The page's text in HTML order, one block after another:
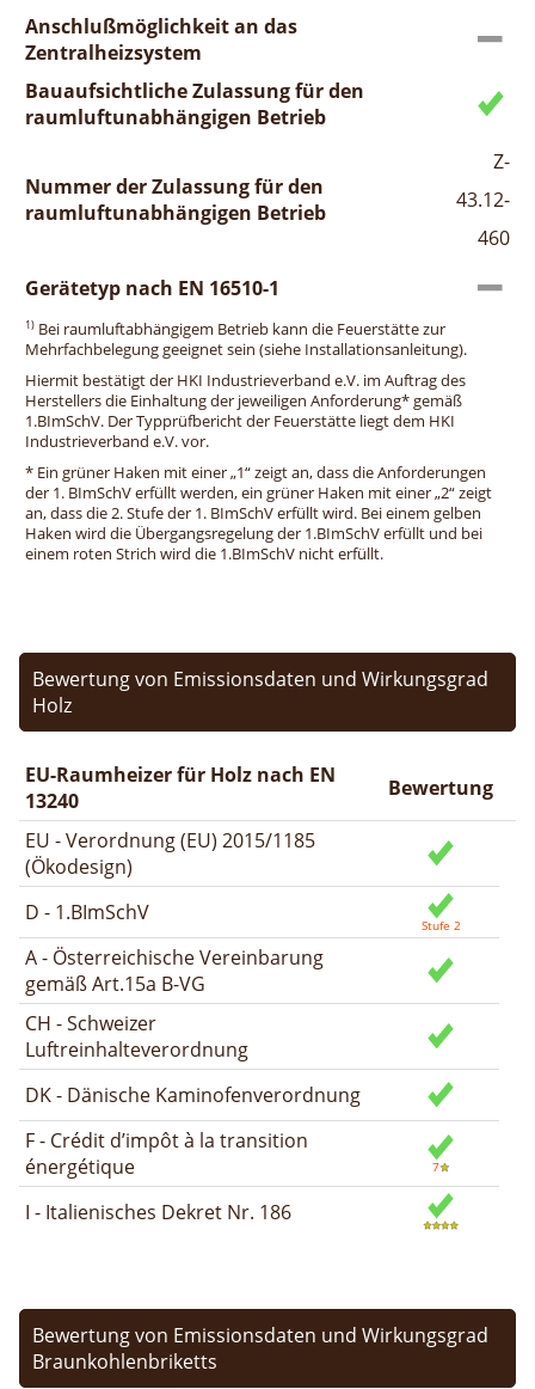
Anschlußmöglichkeit an das
Zentralheizsystem
Bauaufsichtliche Zulassung für den
raumluftunabhängigen Betrieb
Nummer der Zulassung für den
raumluftunabhängigen Betrieb
Z-
43.12-
460
Gerätetyp nach EN 16510-1
1) Bei raumluftabhängigem Betrieb kann die Feuerstätte zur
Mehrfachbelegung geeignet sein (siehe Installationsanleitung).
Hiermit bestätigt der HKI Industrieverband e.V. im Auftrag des
Herstellers die Einhaltung der jeweiligen Anforderung* gemäß
1.BImSchV. Der Typprüfbericht der Feuerstätte liegt dem HKI
Industrieverband e.V. vor.
* Ein grüner Haken mit einer „1“ zeigt an, dass die Anforderungen
der 1. BImSchV erfüllt werden, ein grüner Haken mit einer „2“ zeigt
an, dass die 2. Stufe der 1. BImSchV erfüllt wird. Bei einem gelben
Haken wird die Übergangsregelung der 1.BImSchV erfüllt und bei
einem roten Strich wird die 1.BImSchV nicht erfüllt.
Bewertung von Emissionsdaten und Wirkungsgrad
Holz
EU-Raumheizer für Holz nach EN
13240
Bewertung
EU - Verordnung (EU) 2015/1185
(Ökodesign)
D - 1.BImSchV
A - Österreichische Vereinbarung
gemäß Art.15a B-VG
CH - Schweizer
Luftreinhalteverordnung
DK - Dänische Kaminofenverordnung
F - Crédit d’impôt à la transition
énergétique
I - Italienisches Dekret Nr. 186
Bewertung von Emissionsdaten und Wirkungsgrad
Braunkohlenbriketts